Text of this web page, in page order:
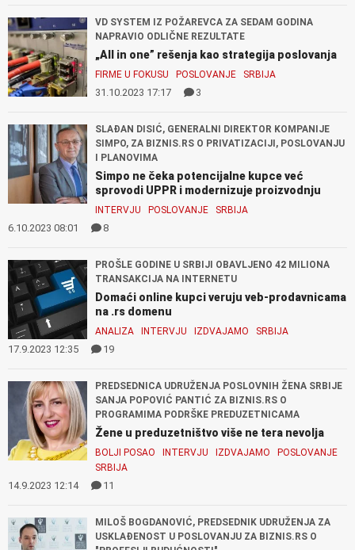
VD SYSTEM IZ POŽAREVCA ZA SEDAM GODINA
NAPRAVIO ODLIČNE REZULTATE
„All in one” rešenja kao strategija poslovanja
FIRME U FOKUSU POSLOVANJE SRBIJA
31.10.2023 17:17 3
SLAĐAN DISIĆ, GENERALNI DIREKTOR KOMPANIJE
SIMPO, ZA BIZNIS.RS O PRIVATIZACIJI, POSLOVANJU
I PLANOVIMA
Simpo ne čeka potencijalne kupce već
sprovodi UPPR i modernizuje proizvodnju
INTERVJU POSLOVANJE SRBIJA
6.10.2023 08:01 8
PROŠLE GODINE U SRBIJI OBAVLJENO 42 MILIONA
TRANSAKCIJA NA INTERNETU
Domaći online kupci veruju veb-prodavnicama
na .rs domenu
ANALIZA INTERVJU IZDVAJAMO SRBIJA
17.9.2023 12:35 19
PREDSEDNICA UDRUŽENJA POSLOVNIH ŽENA SRBIJE
SANJA POPOVIĆ PANTIĆ ZA BIZNIS.RS O
PROGRAMIMA PODRŠKE PREDUZETNICAMA
Žene u preduzetništvo više ne tera nevolja
BOLJI POSAO INTERVJU IZDVAJAMO
POSLOVANJE
SRBIJA
14.9.2023 12:14 11
MILOŠ BOGDANOVIĆ, PREDSEDNIK UDRUŽENJA ZA
USKLAĐENOST U POSLOVANJU ZA BIZNIS.RS O